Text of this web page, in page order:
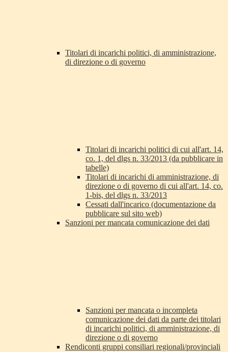
Titolari di incarichi politici, di amministrazione,
di direzione o di governo
Titolari di incarichi politici di cui all'art. 14,
co. 1, del dlgs n. 33/2013 (da pubblicare in
tabelle)
Titolari di incarichi di amministrazione, di
direzione o di governo di cui all'art. 14, co.
1-bis, del dlgs n. 33/2013
Cessati dall'incarico (documentazione da
pubblicare sul sito web)
Sanzioni per mancata comunicazione dei dati
Sanzioni per mancata o incompleta
comunicazione dei dati da parte dei titolari
di incarichi politici, di amministrazione, di
direzione o di governo
Rendiconti gruppi consiliari regionali/provinciali